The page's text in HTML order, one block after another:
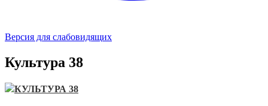
Версия для слабовидящих
Культура 38
КУЛЬТУРА 38